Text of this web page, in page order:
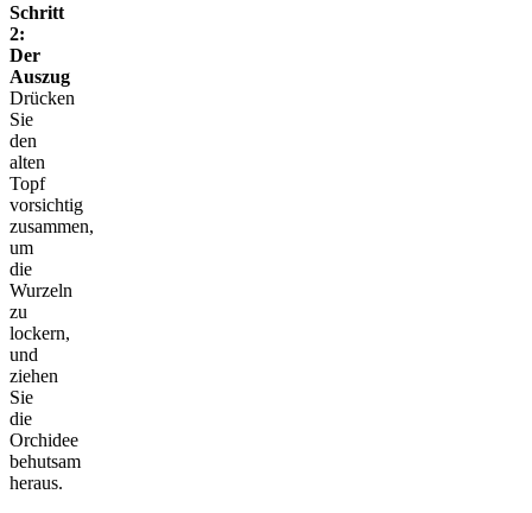
Schritt
2:
Der
Auszug
Drücken
Sie
den
alten
Topf
vorsichtig
zusammen,
um
die
Wurzeln
zu
lockern,
und
ziehen
Sie
die
Orchidee
behutsam
heraus.